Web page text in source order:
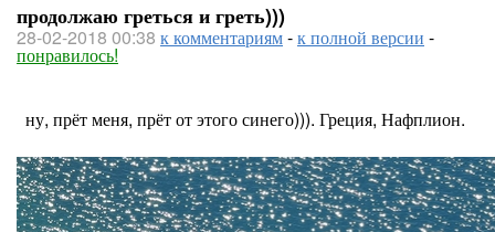
продолжаю греться и греть)))
28-02-2018 00:38 к комментариям-к полной версии -
понравилось!
ну, прёт меня, прёт от этого синего))). Греция, Нафплион.